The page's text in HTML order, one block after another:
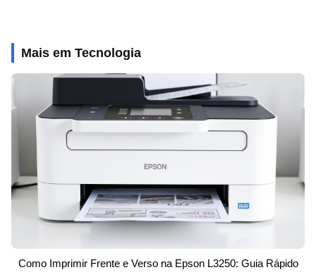
Mais em Tecnologia
Como Imprimir Frente e Verso na Epson L3250: Guia Rápido